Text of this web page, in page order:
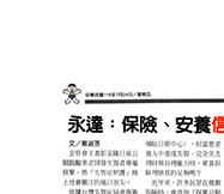
客戶服務
網站連結